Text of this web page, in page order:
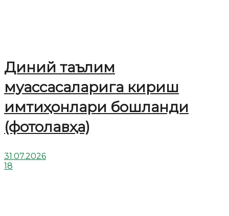
Диний таълим
муассасаларига кириш
имтиҳонлари бошланди
(фотолавҳа)
31.07.2026
18